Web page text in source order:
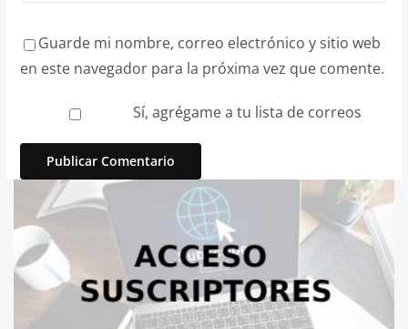
Guarde mi nombre, correo electrónico y sitio web
en este navegador para la próxima vez que comente.
Sí, agrégame a tu lista de correos